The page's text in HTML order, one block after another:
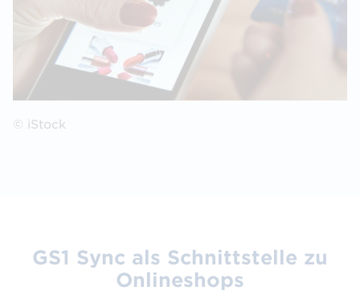
© iStock
GS1 Sync als Schnittstelle zu
Onlineshops